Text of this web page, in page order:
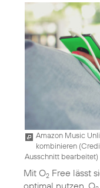
Amazon Music
kombinieren (
Ausschnitt bearbeitet)
Mit O2 Free lässt
optimal nutzen. O